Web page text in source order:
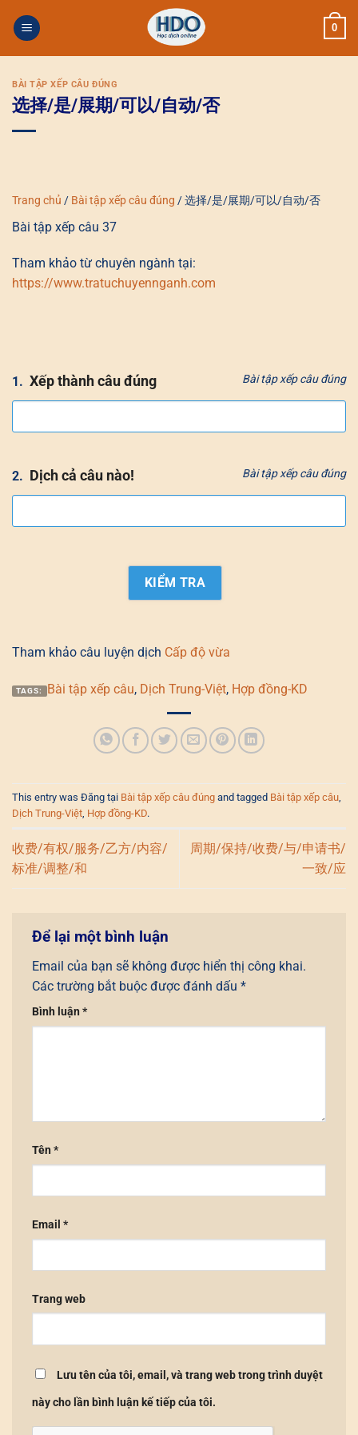
0
BÀI TẬP XẾP CÂU ĐÚNG
选择/是/展期/可以/自动/否
Trang chủ / Bài tập xếp câu đúng /选择/是/展期/可以/自动/否
Bài tập xếp câu 37
Tham khảo từ chuyên ngành tại:
https://www.tratuchuyennganh.com
1. Bài tập xếp câu đúng
Xếp thành câu đúng
2. Bài tập xếp câu đúng
Dịch cả câu nào!
Tham khảo câu luyện dịch Cấp độ vừa
TAGS: Bài tập xếp câu, Dịch Trung-Việt, Hợp đồng-KD
This entry was Đăng tại Bài tập xếp câu đúng and tagged Bài tập xếp câu
Dịch Trung-Việt Hợp đồng-KD.
收费/有权/服务/乙方/内容/
标准/调整/和
周期/保持/收费/与/申请书/
一致/应
Để lại một bình luận
Email của bạn sẽ không được hiển thị công khai.
Các trường bắt buộc được đánh dấu *
Bình luận *
Tên *
Email *
Trang web
Lưu tên của tôi, email, và trang web trong trình duyệt
này cho lần bình luận kế tiếp của tôi.